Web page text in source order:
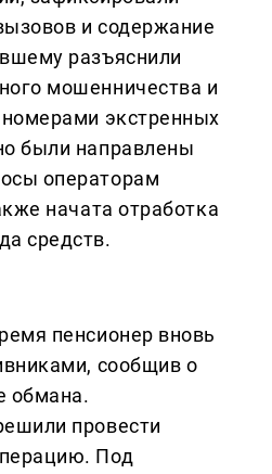
и содержание
разъяснили
мошенничества и
экстренных
были направлены
операторам
начата отработка
средств.
пенсионер вновь
сообщив о
обмана.
провести
Под